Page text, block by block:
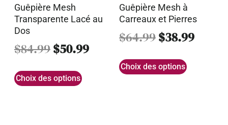
Guêpière Mesh
Transparente Lacé au
Dos
$84.99$50.99
Choix des options
Guêpière Mesh à
Carreaux et Pierres
$64.99$38.99
Choix des options